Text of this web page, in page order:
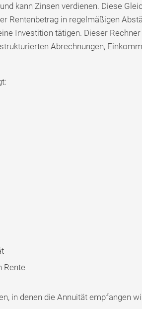
kann Zinsen verdienen. Diese
Rentenbetrag in regelmäßigen
Investition tätigen. Dieser Rechner
Abrechnungen,
Rente
in denen die Annuität empfangen